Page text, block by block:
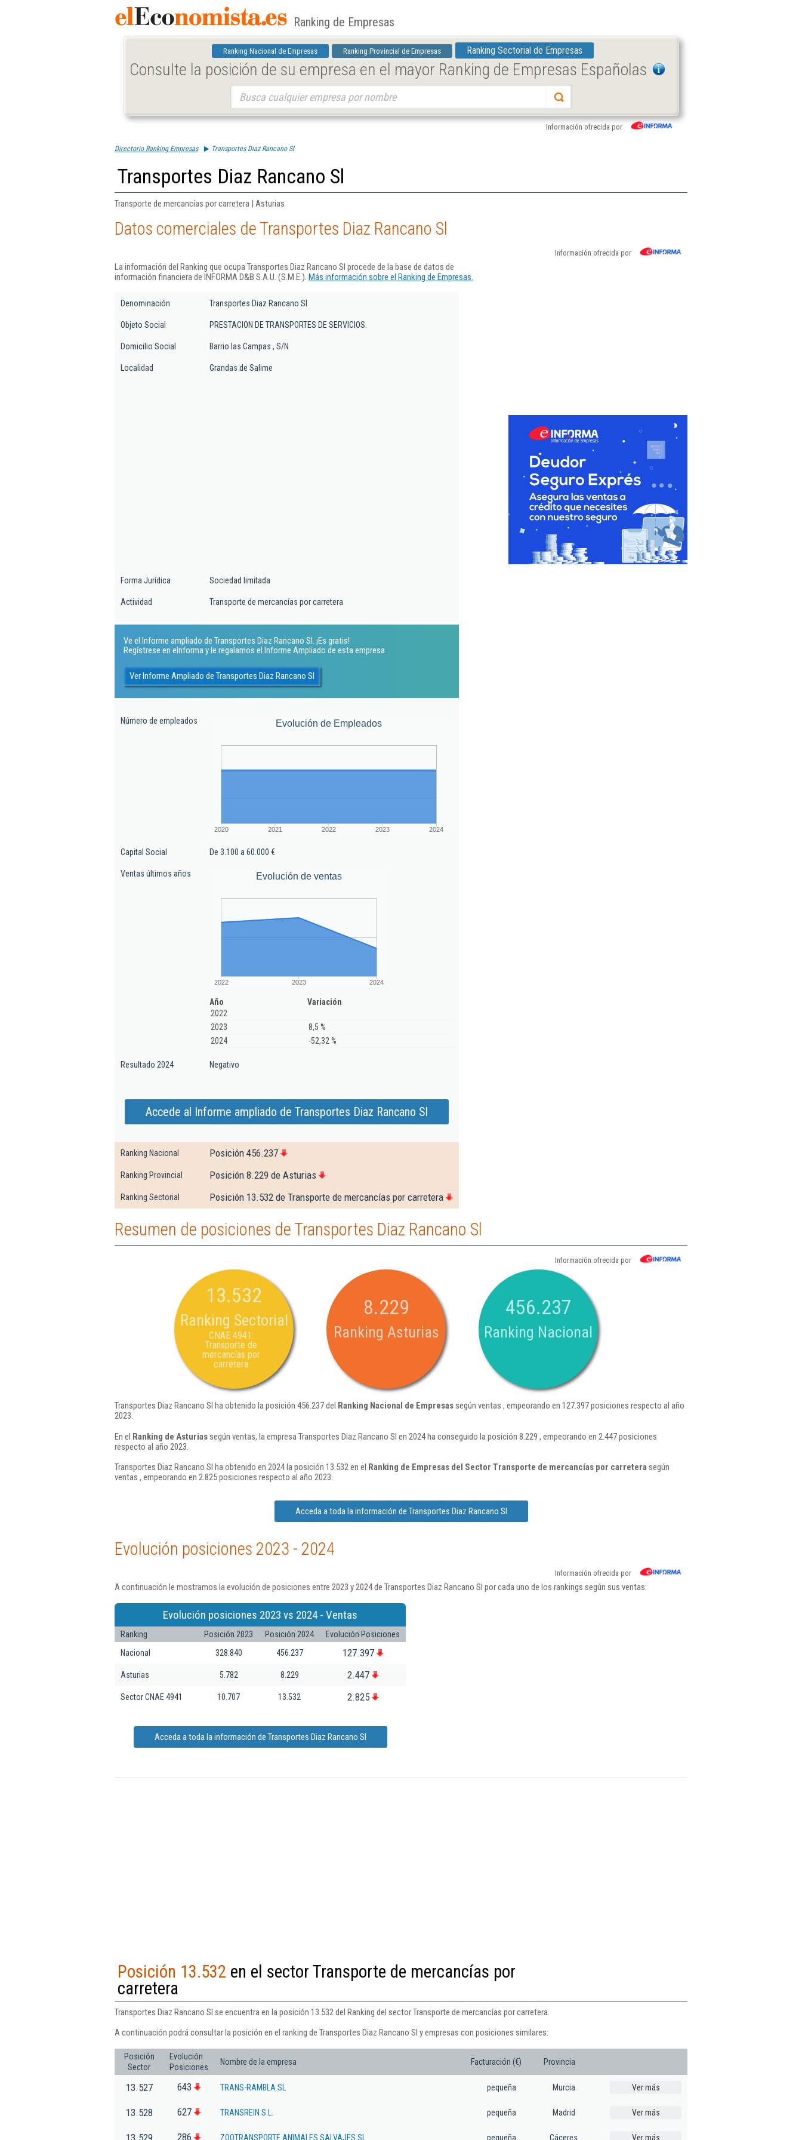
Ranking de Empresas
Ranking Nacional de Empresas Ranking Provincial de Empresas Ranking Sectorial de Empresas
Consulte la posición de su empresa en el mayor Ranking de Empresas Españolas
Información ofrecida por
Directorio Ranking Empresas Transportes Diaz Rancano Sl
Transportes Diaz Rancano Sl
Transporte de mercancías por carretera | Asturias
Datos comerciales de Transportes Diaz Rancano Sl
Información ofrecida por
La información del Ranking que ocupa Transportes Diaz Rancano Sl procede de la base de datos de
información financiera de INFORMA D&B S.A.U. (S.M.E.). Más información sobre el Ranking de Empresas.
Denominación Transportes Diaz Rancano Sl
Objeto Social PRESTACION DE TRANSPORTES DE SERVICIOS.
Domicilio Social Barrio las Campas , S/N
Localidad Grandas de Salime
Forma Jurídica Sociedad limitada
Actividad Transporte de mercancías por carretera
Ve el Informe ampliado de Transportes Diaz Rancano Sl. ¡Es gratis!
Regístrese en eInforma y le regalamos el Informe Ampliado de esta empresa
Ver Informe Ampliado de Transportes Diaz Rancano Sl
Número de empleados Evolución de Empleados
2020 2021 2022 2023 2024
Capital Social De 3.100 a 60.000 €
Ventas últimos años Evolución de ventas
2022 2023 2024
Año
Variación
2022
2023
8,5 %
2024
-52,32 %
Resultado 2024 Negativo
Accede al Informe ampliado de Transportes Diaz Rancano Sl
Ranking Nacional Posición 456.237
Ranking Provincial Posición 8.229 de Asturias
Ranking Sectorial Posición 13.532 de Transporte de mercancías por carretera
Resumen de posiciones de Transportes Diaz Rancano Sl
Información ofrecida por
13.532
Ranking Sectorial
CNAE 4941:
Transporte de
mercancías por
carretera
8.229
Ranking Asturias
456.237
Ranking Nacional
Transportes Diaz Rancano Sl ha obtenido la posición 456.237 del Ranking Nacional de Empresassegún ventas , empeorando en 127.397 posiciones respecto al año
2023.
En el Ranking de Asturiassegún ventas, la empresa Transportes Diaz Rancano Sl en 2024 ha conseguido la posición 8.229 , empeorando en 2.447 posiciones
respecto al año 2023.
Transportes Diaz Rancano Sl ha obtenido en 2024 la posición 13.532 en el Ranking de Empresas del Sector Transporte de mercancías por carreterasegún
ventas , empeorando en 2.825 posiciones respecto al año 2023.
Acceda a toda la información de Transportes Diaz Rancano Sl
Evolución posiciones 2023 - 2024
Información ofrecida por
A continuación le mostramos la evolución de posiciones entre 2023 y 2024 de Transportes Diaz Rancano Sl por cada uno de los rankings según sus ventas:
Evolución posiciones 2023 vs 2024 - Ventas
Ranking Posición 2023 Posición 2024
Evolución Posiciones
Nacional
328.840 456.237 127.397
Asturias 5.782 8.229 2.447
Sector CNAE 4941 10.707 13.532 2.825
Acceda a toda la información de Transportes Diaz Rancano Sl
Posición 13.532 en el sector Transporte de mercancías por
carretera
Transportes Diaz Rancano Sl se encuentra en la posición 13.532 del Ranking del sector Transporte de mercancías por carretera.
A continuación podrá consultar la posición en el ranking de Transportes Diaz Rancano Sl y empresas con posiciones similares:
Posición
Sector
Evolución
Posiciones
Nombre de la empresa Facturación (€) Provincia
13.527 643 TRANS-RAMBLA SL pequeña Murcia Ver más
13.528 627 TRANSREIN S.L. pequeña Madrid Ver más
13.529 286 ZOOTRANSPORTE ANIMALES SALVAJES SL. pequeña Cáceres Ver más